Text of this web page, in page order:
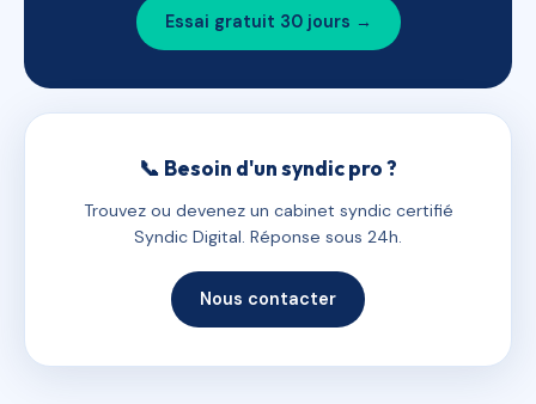
Essai gratuit 30 jours →
📞 Besoin d'un syndic pro ?
Trouvez ou devenez un cabinet syndic certifié
Syndic Digital. Réponse sous 24h.
Nous contacter